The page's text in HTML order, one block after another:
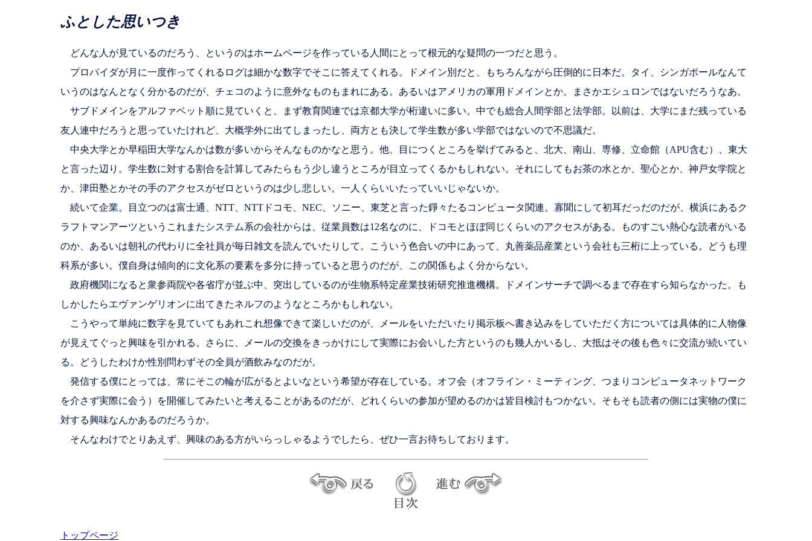
ふとした思いつき
どんな人が見ているのだろう、というのはホームページを作っている人間にとって根元的な疑問の一つだと思う。
プロバイダが月に一度作ってくれるログは細かな数字でそこに答えてくれる。ドメイン別だと、もちろんながら圧倒的に日本だ。タイ、シンガポールなんて
いうのはなんとなく分かるのだが、チェコのように意外なものもまれにある。あるいはアメリカの軍用ドメインとか。まさかエシュロンではないだろうなあ。
サブドメインをアルファベット順に見ていくと、まず教育関連では京都大学が桁違いに多い。中でも総合人間学部と法学部。以前は、大学にまだ残っている
友人連中だろうと思っていたけれど、大概学外に出てしまったし、両方とも決して学生数が多い学部ではないので不思議だ。
中央大学とか早稲田大学なんかは数が多いからそんなものかなと思う。他、目につくところを挙げてみると、北大、南山、専修、立命館（APU含む）、東大
と言った辺り。学生数に対する割合を計算してみたらもう少し違うところが目立ってくるかもしれない。それにしてもお茶の水とか、聖心とか、神戸女学院と
か、津田塾とかその手のアクセスがゼロというのは少し悲しい。一人くらいいたっていいじゃないか。
続いて企業。目立つのは富士通、NTT、NTTドコモ、NEC、ソニー、東芝と言った錚々たるコンピュータ関連。寡聞にして初耳だっだのだが、横浜にあるク
ラフトマンアーツというこれまたシステム系の会社からは、従業員数は12名なのに、ドコモとほぼ同じくらいのアクセスがある。ものすごい熱心な読者がいる
のか、あるいは朝礼の代わりに全社員が毎日雑文を読んでいたりして。こういう色合いの中にあって、丸善薬品産業という会社も三桁に上っている。どうも理
科系が多い。僕自身は傾向的に文化系の要素を多分に持っていると思うのだが、この関係もよく分からない。
政府機関になると衆参両院や各省庁が並ぶ中、突出しているのが生物系特定産業技術研究推進機構。ドメインサーチで調べるまで存在すら知らなかった。も
しかしたらエヴァンゲリオンに出てきたネルフのようなところかもしれない。
こうやって単純に数字を見ていてもあれこれ想像できて楽しいだのが、メールをいただいたり掲示板へ書き込みをしていただく方については具体的に人物像
が見えてぐっと興味を引かれる。さらに、メールの交換をきっかけにして実際にお会いした方というのも幾人かいるし、大抵はその後も色々に交流が続いてい
る。どうしたわけか性別問わずその全員が酒飲みなのだが。
発信する僕にとっては、常にそこの輪が広がるとよいなという希望が存在している。オフ会（オフライン・ミーティング、つまりコンピュータネットワーク
を介さず実際に会う）を開催してみたいと考えることがあるのだが、どれくらいの参加が望めるのかは皆目検討もつかない。そもそも読者の側には実物の僕に
対する興味なんかあるのだろうか。
そんなわけでとりあえず、興味のある方がいらっしゃるようでしたら、ぜひ一言お待ちしております。
トップページ